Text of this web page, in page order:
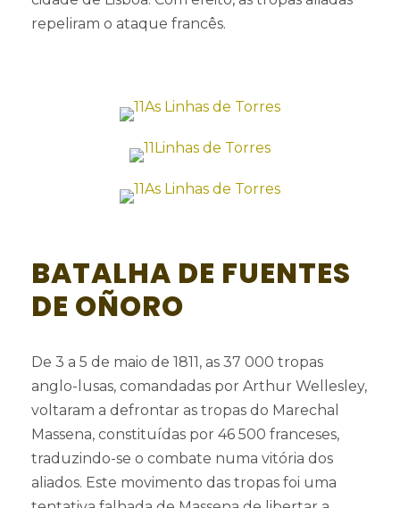
repeliram o ataque francês.
BATALHA DE FUENTES
DE OÑORO
De 3 a 5 de maio de 1811, as 37 000 tropas
anglo-lusas, comandadas por Arthur Wellesley,
voltaram a defrontar as tropas do Marechal
Massena, constituídas por 46 500 franceses,
traduzindo-se o combate numa vitória dos
aliados. Este movimento das tropas foi uma